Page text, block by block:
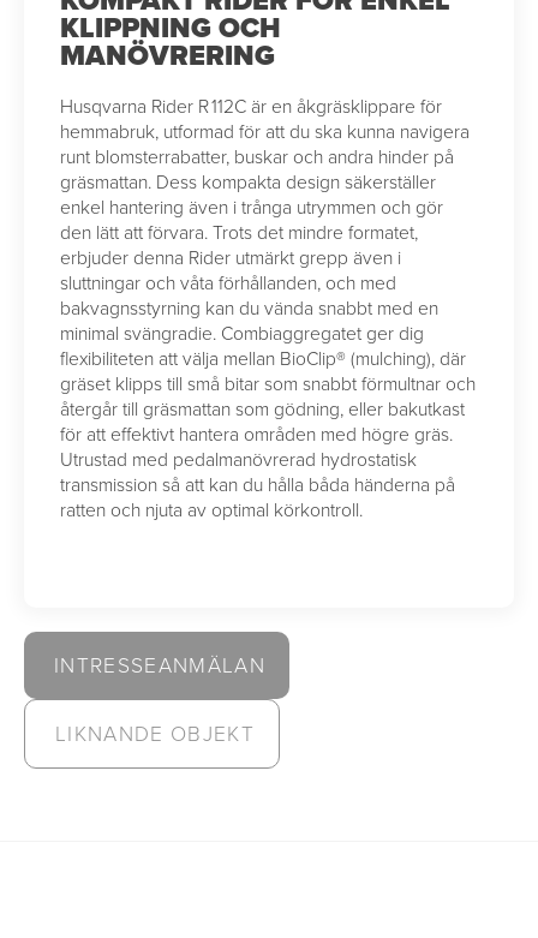
KLIPPNING OCH
MANÖVRERING
Husqvarna Rider R 112C är en åkgräsklippare för
hemmabruk, utformad för att du ska kunna navigera
runt blomsterrabatter, buskar och andra hinder på
gräsmattan. Dess kompakta design säkerställer
enkel hantering även i trånga utrymmen och gör
den lätt att förvara. Trots det mindre formatet,
erbjuder denna Rider utmärkt grepp även i
sluttningar och våta förhållanden, och med
bakvagnsstyrning kan du vända snabbt med en
minimal svängradie. Combiaggregatet ger dig
flexibiliteten att välja mellan BioClip® (mulching), där
gräset klipps till små bitar som snabbt förmultnar och
återgår till gräsmattan som gödning, eller bakutkast
för att effektivt hantera områden med högre gräs.
Utrustad med pedalmanövrerad hydrostatisk
transmission så att kan du hålla båda händerna på
ratten och njuta av optimal körkontroll.
INTRESSEANMÄLAN
LIKNANDE OBJEKT